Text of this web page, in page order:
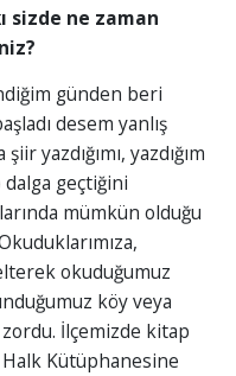
sizde ne zaman
günden beri
desem yanlış
yazdığımı, yazdığım
geçtiğini
mümkün olduğu
okuduğumuz
köy veya
İlçemizde kitap
Kütüphanesine